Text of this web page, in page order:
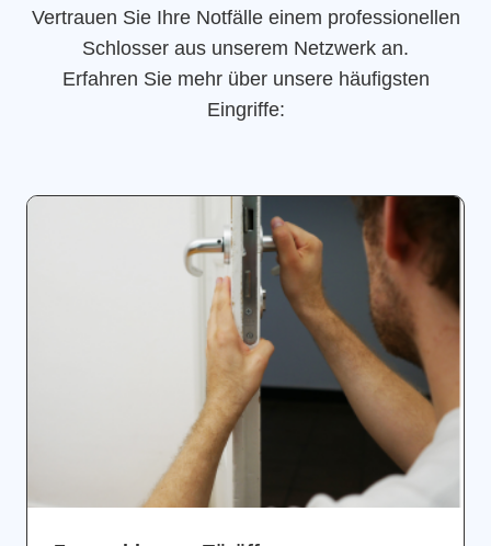
Vertrauen Sie Ihre Notfälle einem professionellen
Schlosser aus unserem Netzwerk an.
Erfahren Sie mehr über unsere häufigsten
Eingriffe: